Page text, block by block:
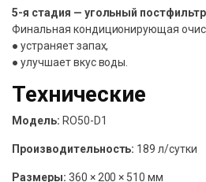
5-я стадия — угольный постфильтр
Финальная кондиционирующая
● устраняет запах,
● улучшает вкус воды.
Технические
Модель: RO50-D1
Производительность: 189 л/сутки
Размеры: 360 × 200 × 510 мм